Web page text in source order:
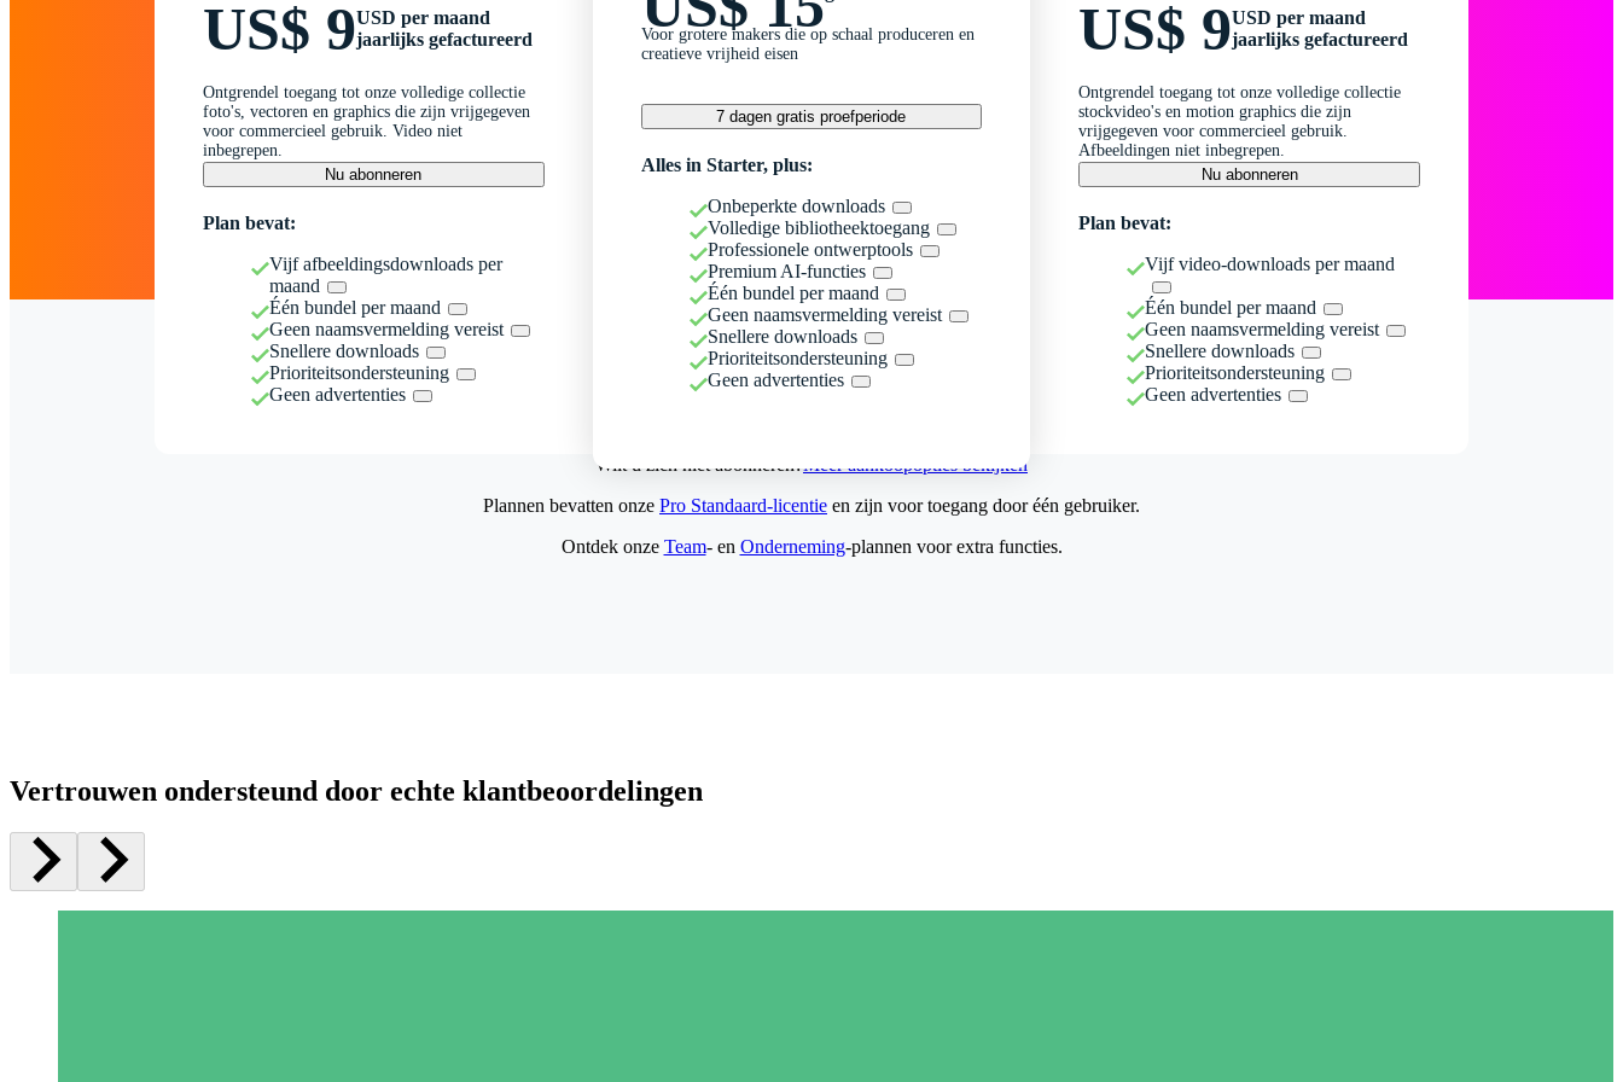
US$ 9USD per maand
jaarlijks gefactureerd
Ontgrendel toegang tot onze volledige collectie
foto's, vectoren en graphics die zijn vrijgegeven
voor commercieel gebruik. Video niet
inbegrepen.
Nu abonneren
Plan bevat:
Vijf afbeeldingsdownloads per
maand
Één bundel per maand
Geen naamsvermelding vereist
Snellere downloads
Prioriteitsondersteuning
Geen advertenties
Voor grotere makers die op schaal produceren en
creatieve vrijheid eisen
7 dagen gratis proefperiode
Alles in Starter, plus:
Onbeperkte downloads
Volledige bibliotheektoegang
Professionele ontwerptools
Premium AI-functies
Één bundel per maand
Geen naamsvermelding vereist
Snellere downloads
Prioriteitsondersteuning
Geen advertenties
US$ 9USD per maand
jaarlijks gefactureerd
Ontgrendel toegang tot onze volledige collectie
stockvideo's en motion graphics die zijn
vrijgegeven voor commercieel gebruik.
Afbeeldingen niet inbegrepen.
Nu abonneren
Plan bevat:
Vijf video-downloads per maand
Één bundel per maand
Geen naamsvermelding vereist
Snellere downloads
Prioriteitsondersteuning
Geen advertenties
Wilt u zich niet abonneren?Meer aankoopopties bekijken
Plannen bevatten onze Pro Standaard-licentie en zijn voor toegang door één gebruiker.
Ontdek onze Team- en Onderneming-plannen voor extra functies.
Vertrouwen ondersteund door echte klantbeoordelingen